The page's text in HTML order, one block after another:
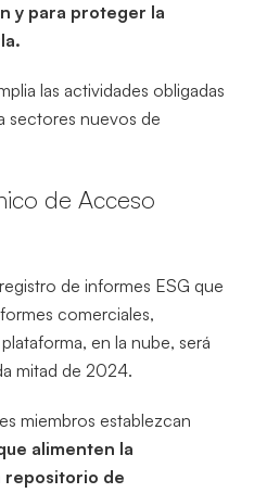
y para proteger la
las actividades obligadas
sectores nuevos de
de Acceso
de informes ESG que
comerciales,
en la nube, será
mitad de 2024.
miembros establezcan
alimenten la
repositorio de